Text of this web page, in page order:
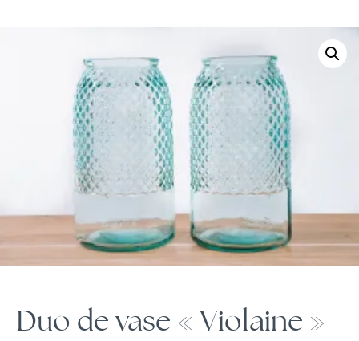
Duo de vase « Violaine »